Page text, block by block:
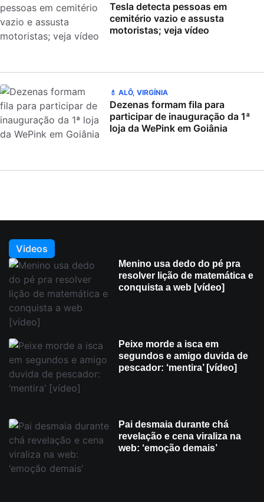
Tesla detecta pessoas em
cemitério vazio e assusta
motoristas; veja vídeo
💄 ALÔ, VIRGÍNIA
Dezenas formam fila para
participar de inauguração da 1ª
loja da WePink em Goiânia
Videos
Menino usa dedo do pé pra
resolver lição de matemática e
conquista a web [vídeo]
Peixe morde a isca em
segundos e amigo duvida de
pescador: ‘mentira’ [vídeo]
Pai desmaia durante chá
revelação e cena viraliza na
web: ‘emoção demais’